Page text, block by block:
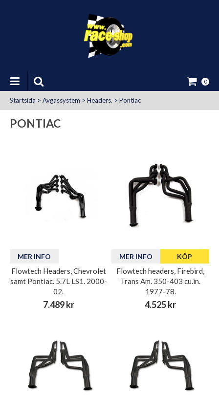
0
Startsida > Avgassystem > Headers. > Pontiac
PONTIAC
MER INFO
Flowtech Headers, Chevrolet
samt Pontiac. 5.7L LS1. 2000-
02.
7.489 kr
MER INFO KÖP
Flowtech headers, Firebird,
Trans Am. 350-403 cu.in.
1977-78.
4.525 kr